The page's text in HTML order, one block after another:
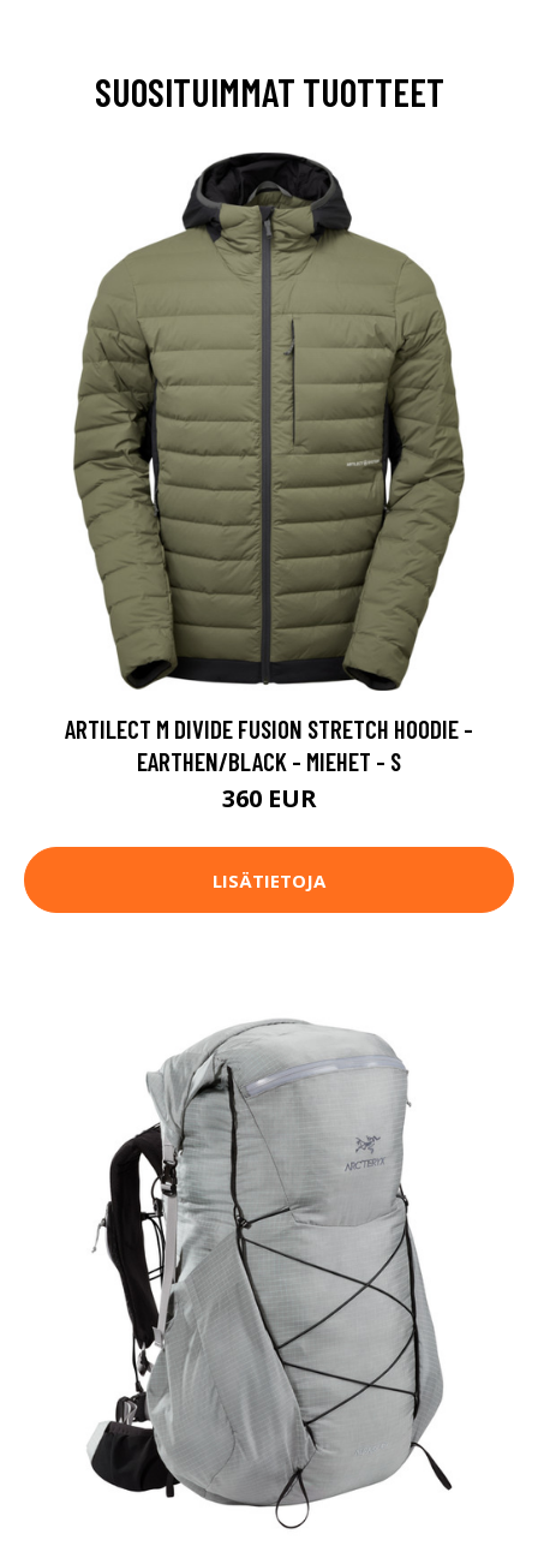
SUOSITUIMMAT TUOTTEET
ARTILECT M DIVIDE FUSION STRETCH HOODIE -
EARTHEN/BLACK - MIEHET - S
360 EUR
LISÄTIETOJA